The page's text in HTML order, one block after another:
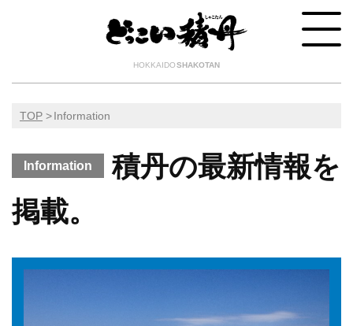
HOKKAIDOSHAKOTAN
TOP Information
Information
積丹の最新情報を
掲載。